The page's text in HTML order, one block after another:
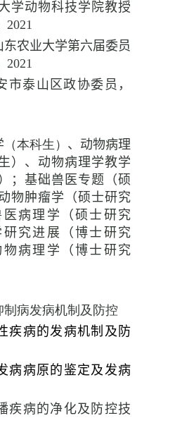
学动物科技学院教授
2021
东农业大学第六届委员
2021
市泰山区政协委员，
（本科生） 、 动物病理
）、动物病理学教学
；基础兽医专题（硕
物肿瘤学（硕士研究
病理学（硕士研究
究进展（博士研究
病理学（博士研究
制病发病机制及防控
疾病的发病机制及防
病病原的鉴定及发病
疾病的净化及防控技